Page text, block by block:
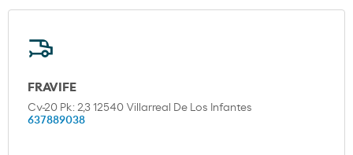
FRAVIFE
Cv-20 Pk: 2,3 12540 Villarreal De Los Infantes
637889038